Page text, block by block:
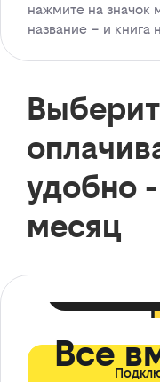
нажмите на значок
название – и книга
удобно
месяц
Все